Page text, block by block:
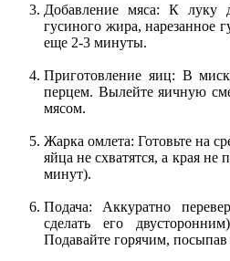
Добавление мяса: К луку
гусиного жира, нарезанное
еще 2-3 минуты.
Приготовление яиц: В
перцем. Вылейте яичную
мясом.
Жарка омлета: Готовьте на
яйца не схватятся, а края
минут).
Подача: Аккуратно
сделать его
Подавайте горячим,